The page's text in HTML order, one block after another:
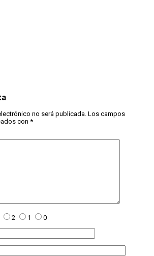
no será publicada. Los campos
con *
2 1 0